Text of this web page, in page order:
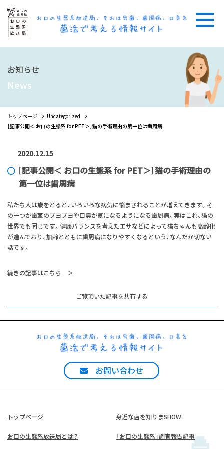
お知らせ
News
トップページ
Uncategorized
［記事公開＜ お口の生態系 for PET＞］猫の手術理由の第一位は歯周病
［記事公開＜ お口の生態系 for PET＞］猫の手術理由の
第一位は歯周病
2020.12.15
私たち人は歳をとると、いろいろな病気に悩まされることが増えてきます。そ
の一つが歯茎のブヨブヨや口臭が気になるようになる歯周病。実はこれ、猫の
世界でも同じです。健康バランスを考えたエサなどによって猫ちゃんも高齢化
が進んでおり、加齢とともに歯周病になりやすくなるという、なんだか切ない
話です。
続きの記事はこちら ＞
お問い合わせ
トップページ
お口の生態系放送局とは？
身近な菌を知りまSHOW
「お口の生態系」調査報告記事